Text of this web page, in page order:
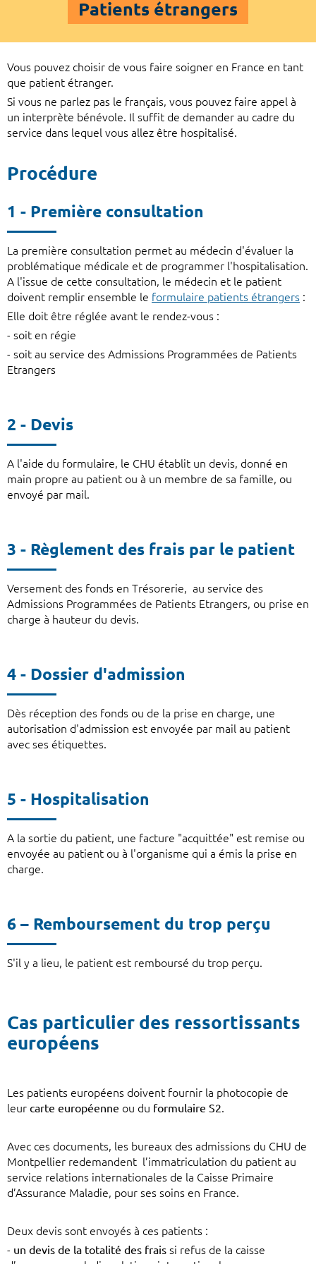
Patients étrangers
Vous pouvez choisir de vous faire soigner en France en tant
que patient étranger.
Si vous ne parlez pas le français, vous pouvez faire appel à
un interprète bénévole. Il suffit de demander au cadre du
service dans lequel vous allez être hospitalisé.
Procédure
1 - Première consultation
La première consultation permet au médecin d'évaluer la
problématique médicale et de programmer l'hospitalisation.
A l'issue de cette consultation, le médecin et le patient
doivent remplir ensemble le formulaire patients étrangers :
Elle doit être réglée avant le rendez-vous :
- soit en régie
- soit au service des Admissions Programmées de Patients
Etrangers
2 - Devis
A l'aide du formulaire, le CHU établit un devis, donné en
main propre au patient ou à un membre de sa famille, ou
envoyé par mail.
3 - Règlement des frais par le patient
Versement des fonds en Trésorerie, au service des
Admissions Programmées de Patients Etrangers, ou prise en
charge à hauteur du devis.
4 - Dossier d'admission
Dès réception des fonds ou de la prise en charge, une
autorisation d'admission est envoyée par mail au patient
avec ses étiquettes.
5 - Hospitalisation
A la sortie du patient, une facture "acquittée" est remise ou
envoyée au patient ou à l'organisme qui a émis la prise en
charge.
6 – Remboursement du trop perçu
S'il y a lieu, le patient est remboursé du trop perçu.
Cas particulier des ressortissants
européens
Les patients européens doivent fournir la photocopie de
leur carte européenne ou du formulaire S2.
Avec ces documents, les bureaux des admissions du CHU de
Montpellier redemandent l’immatriculation du patient au
service relations internationales de la Caisse Primaire
d’Assurance Maladie, pour ses soins en France.
Deux devis sont envoyés à ces patients :
- un devis de la totalité des frais si refus de la caisse